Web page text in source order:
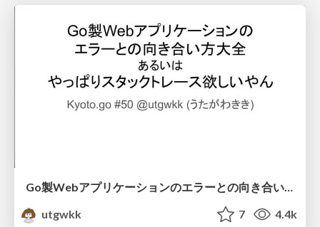
Go製Webアプリケーションのエラーとの向き合い方大全、あるいはやっぱりスタックトレース欲しいやん / Kyoto.go #50
utgwkk
7 4.4k